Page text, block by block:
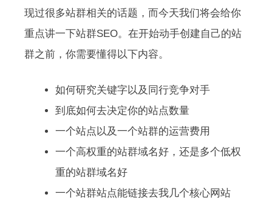
现过很多站群相关的话题，而今天我们将会给你
重点讲一下站群SEO。在开始动手创建自己的站
群之前，你需要懂得以下内容。
如何研究关键字以及同行竞争对手
到底如何去决定你的站点数量
一个站点以及一个站群的运营费用
一个高权重的站群域名好，还是多个低权
重的站群域名好
一个站群站点能链接去我几个核心网站